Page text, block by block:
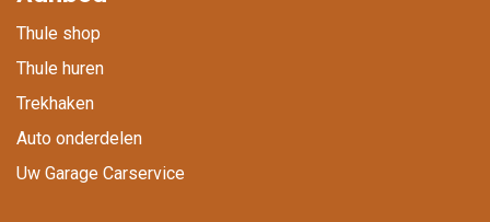
Thule shop
Thule huren
Trekhaken
Auto onderdelen
Uw Garage Carservice